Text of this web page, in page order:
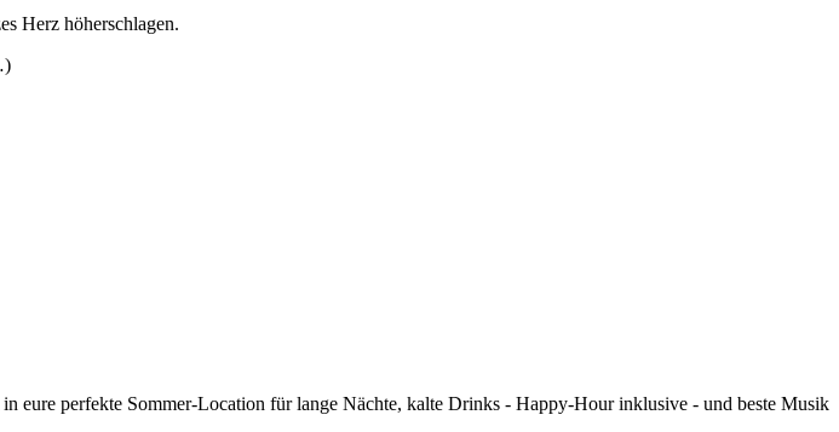
Herz höherschlagen.
eure perfekte Sommer-Location für lange Nächte, kalte Drinks - Happy-Hour inklusive - und beste Musik